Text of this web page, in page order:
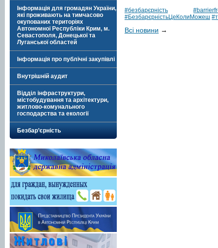
Інформація для громадян України,
які проживають на тимчасово
окупованих територіях
Автономної Республіки Крим, м.
Севастополя, Донецької та
Луганської областей
Інформація про публічні закупівлі
Внутрішній аудит
Відділ інфраструктури,
містобудування та архітектури,
житлово-комунального
господарства та екології
Безбар’єрність
#безбарєрність
#БезбарєрністьЦеКолиМожеш
Всі новини →